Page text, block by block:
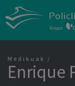
Medikuak
Enrique